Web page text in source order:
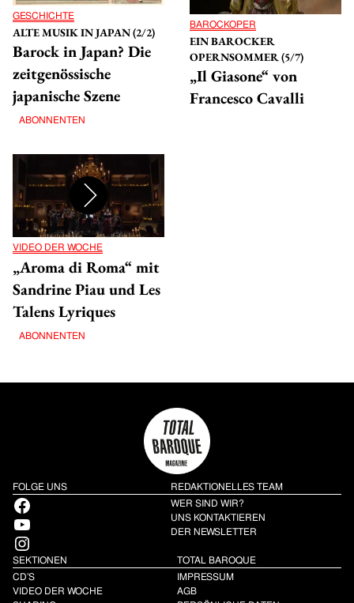
GESCHICHTE
ALTE MUSIK IN JAPAN (2/2)
Barock in Japan? Die
zeitgenössische
japanische Szene
ABONNENTEN
BAROCKOPER
EIN BAROCKER
OPERNSOMMER (5/7)
„Il Giasone“ von
Francesco Cavalli
VIDEO DER WOCHE
„Aroma di Roma“ mit
Sandrine Piau und Les
Talens Lyriques
ABONNENTEN
FOLGE UNS
Facebook
YouTube
Instagram
SEKTIONEN
CD’S
VIDEO DER WOCHE
REDAKTIONELLES TEAM
WER SIND WIR?
UNS KONTAKTIEREN
DER NEWSLETTER
TOTAL BAROQUE
IMPRESSUM
AGB